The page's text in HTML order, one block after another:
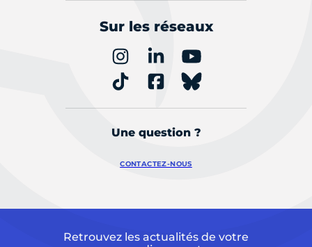
Sur les réseaux
Une question ?
CONTACTEZ-NOUS
Retrouvez les actualités de votre